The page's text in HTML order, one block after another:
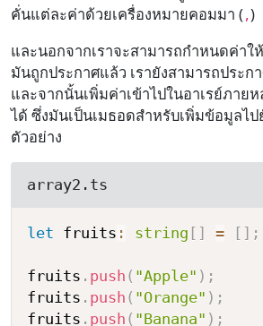
คั่นแต่ละค่าด้วยเครื่องหมายคอมมา (,)
และนอกจากเราจะสามารถกำหนดค่าใ
มันถูกประกาศแล้ว เรายังสามารถประก
และจากนั้นเพิ่มค่าเข้าไปในอาเรย์ภาย
ได้ ซึ่งมันเป็นเมธอดสำหรับเพิ่มข้อมูลไป
ตัวอย่าง
array2.ts
let fruits : string [ ] = [ ] ;
fruits . push ( "Apple" ) ;
fruits . push ( "Orange" ) ;
fruits . push ( "Banana" ) ;